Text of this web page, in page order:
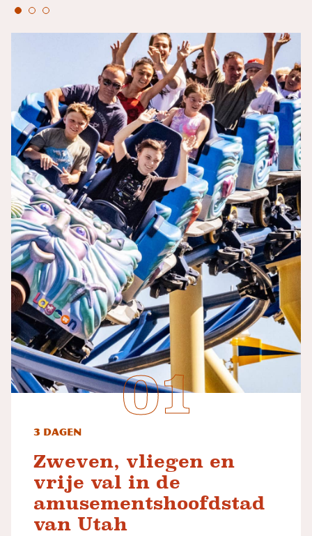
3 dagen
Zweven, vliegen en
vrije val in de
amusementshoofdstad
van Utah